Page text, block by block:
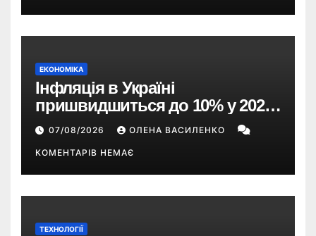
ЕКОНОМІКА
Інфляція в Україні
пришвидшиться до 10% у 2026
році — прогноз НБУ
07/08/2026 ОЛЕНА ВАСИЛЕНКО
КОМЕНТАРІВ НЕМАЄ
ТЕХНОЛОГІЇ